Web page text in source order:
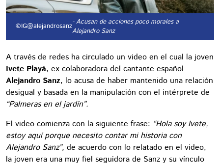
©IG@alejandrosanz- Acusan de acciones poco morales a
Alejandro Sanz
A través de redes ha circulado un video en el cual la joven
Ivete Playà, ex colaboradora del cantante español
Alejandro Sanz, lo acusa de haber mantenido una relación
desigual y basada en la manipulación con el intérprete de
“Palmeras en el jardín”.
El video comienza con la siguiente frase: “Hola soy Ivete,
estoy aquí porque necesito contar mi historia con
Alejandro Sanz”, de acuerdo con lo relatado en el video,
la joven era una muy fiel seguidora de Sanz y su vínculo